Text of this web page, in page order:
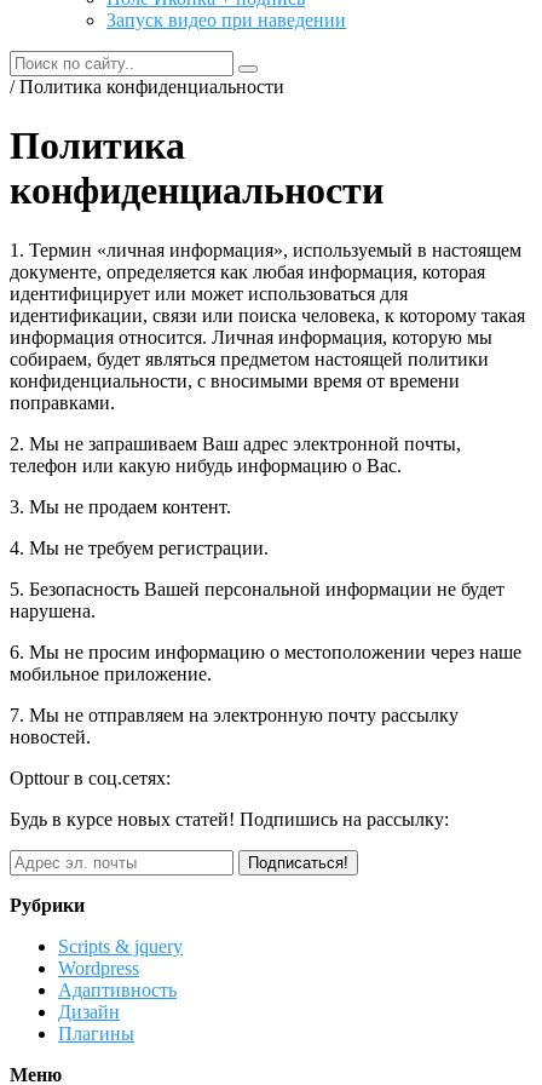
Запуск видео при наведении
/ Политика конфиденциальности
Политика
конфиденциальности
1. Термин «личная информация», используемый в настоящем
документе, определяется как любая информация, которая
идентифицирует или может использоваться для
идентификации, связи или поиска человека, к которому такая
информация относится. Личная информация, которую мы
собираем, будет являться предметом настоящей политики
конфиденциальности, с вносимыми время от времени
поправками.
2. Мы не запрашиваем Ваш адрес электронной почты,
телефон или какую нибудь информацию о Вас.
3. Мы не продаем контент.
4. Мы не требуем регистрации.
5. Безопасность Вашей персональной информации не будет
нарушена.
6. Мы не просим информацию о местоположении через наше
мобильное приложение.
7. Мы не отправляем на электронную почту рассылку
новостей.
Opttour в соц.сетях:
Будь в курсе новых статей! Подпишись на рассылку:
Рубрики
Scripts & jquery
Wordpress
Адаптивность
Дизайн
Плагины
Меню